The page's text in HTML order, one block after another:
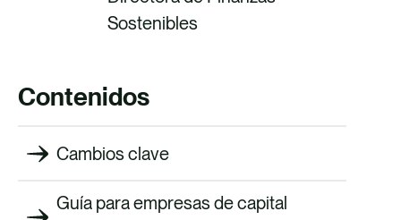
Sostenibles
Contenidos
Cambios clave
Guía para empresas de capital